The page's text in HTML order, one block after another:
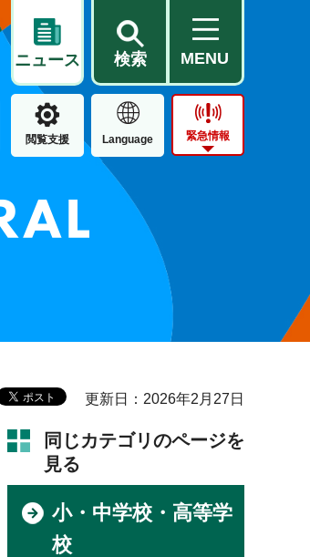
ニュース 検索 MENU
住民票・戸籍 公営住宅
閲覧支援 Language 緊急情報
更新日：2026年2月27日
同じカテゴリのページを
見る
小・中学校・高等学
校